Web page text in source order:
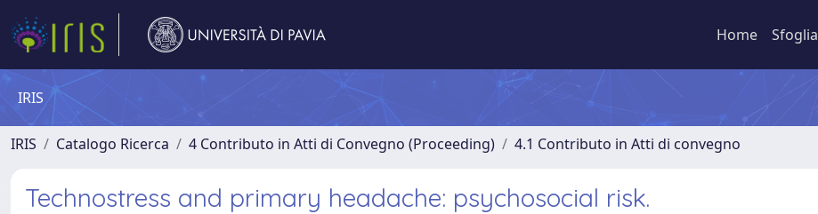
Home Sfoglia
IRIS
IRIS Catalogo Ricerca 4 Contributo in Atti di Convegno (Proceeding) 4.1 Contributo in Atti di convegno
Technostress and primary headache: psychosocial risk.